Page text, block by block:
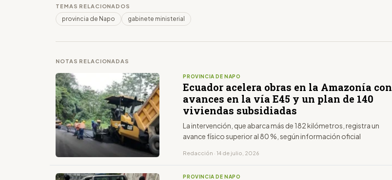
TEMAS RELACIONADOS
provincia de Napo gabinete ministerial
NOTAS RELACIONADAS
PROVINCIA DE NAPO
Ecuador acelera obras en la Amazonía con
avances en la vía E45 y un plan de 140
viviendas subsidiadas
La intervención, que abarca más de 182 kilómetros, registra un
avance físico superior al 80 %, según información oficial
Redacción · 14 de julio, 2026
PROVINCIA DE NAPO